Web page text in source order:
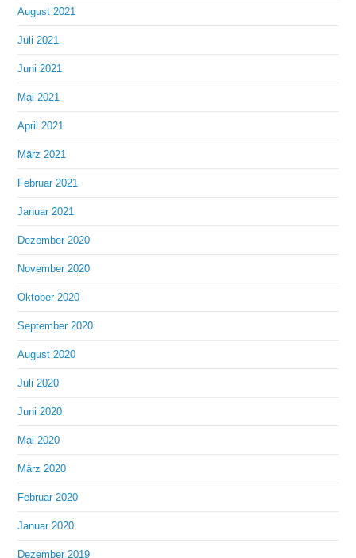
August 2021
Juli 2021
Juni 2021
Mai 2021
April 2021
März 2021
Februar 2021
Januar 2021
Dezember 2020
November 2020
Oktober 2020
September 2020
August 2020
Juli 2020
Juni 2020
Mai 2020
März 2020
Februar 2020
Januar 2020
Dezember 2019